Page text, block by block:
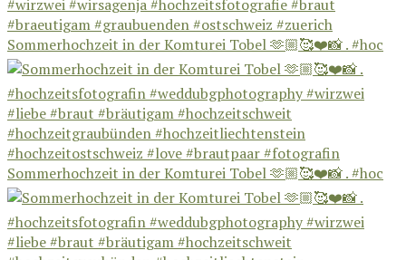
Sommerhochzeit in der Komturei Tobel 🫶🏼🥰❤️📸 . #hoc
Sommerhochzeit in der Komturei Tobel 🫶🏼🥰❤️📸 . #hoc